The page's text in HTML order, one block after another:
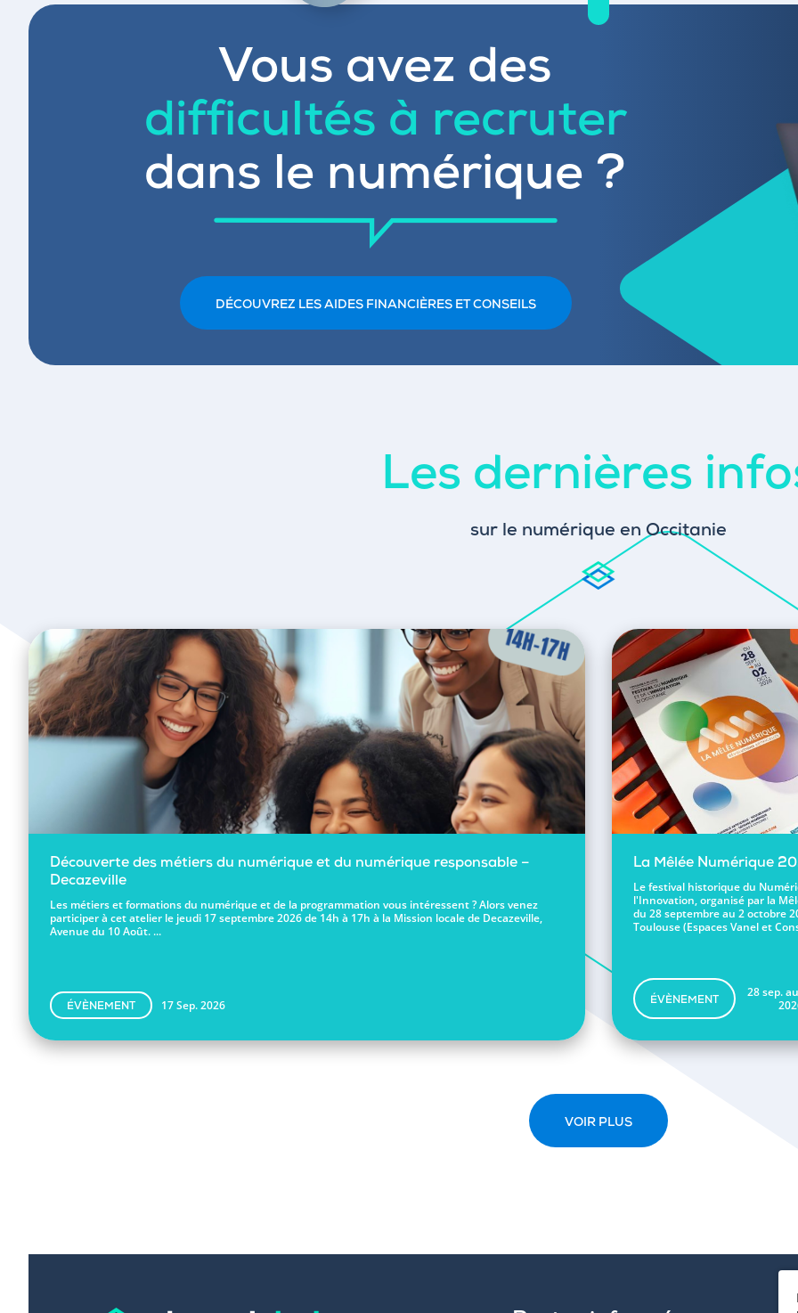
Vous avez des
difficultés à recruter
dans le numérique ?
DÉCOUVREZ LES AIDES FINANCIÈRES ET CONSEILS
Les dernières
sur le numérique en Occitanie
Découverte des métiers du numérique et du numérique responsable –
Decazeville
Les métiers et formations du numérique et de la programmation vous intéressent ? Alors venez
participer à cet atelier le jeudi 17 septembre 2026 de 14h à 17h à la Mission locale de Decazeville,
Avenue du 10 Août. ...
ÉVÈNEMENT 17 Sep. 2026
La Mêlée Numérique
Le festival historique du
l'Innovation, organisé par la
du 28 septembre au 2 octobre
Toulouse (Espaces Vanel et
ÉVÈNEMENT
28 sep.
VOIR PLUS